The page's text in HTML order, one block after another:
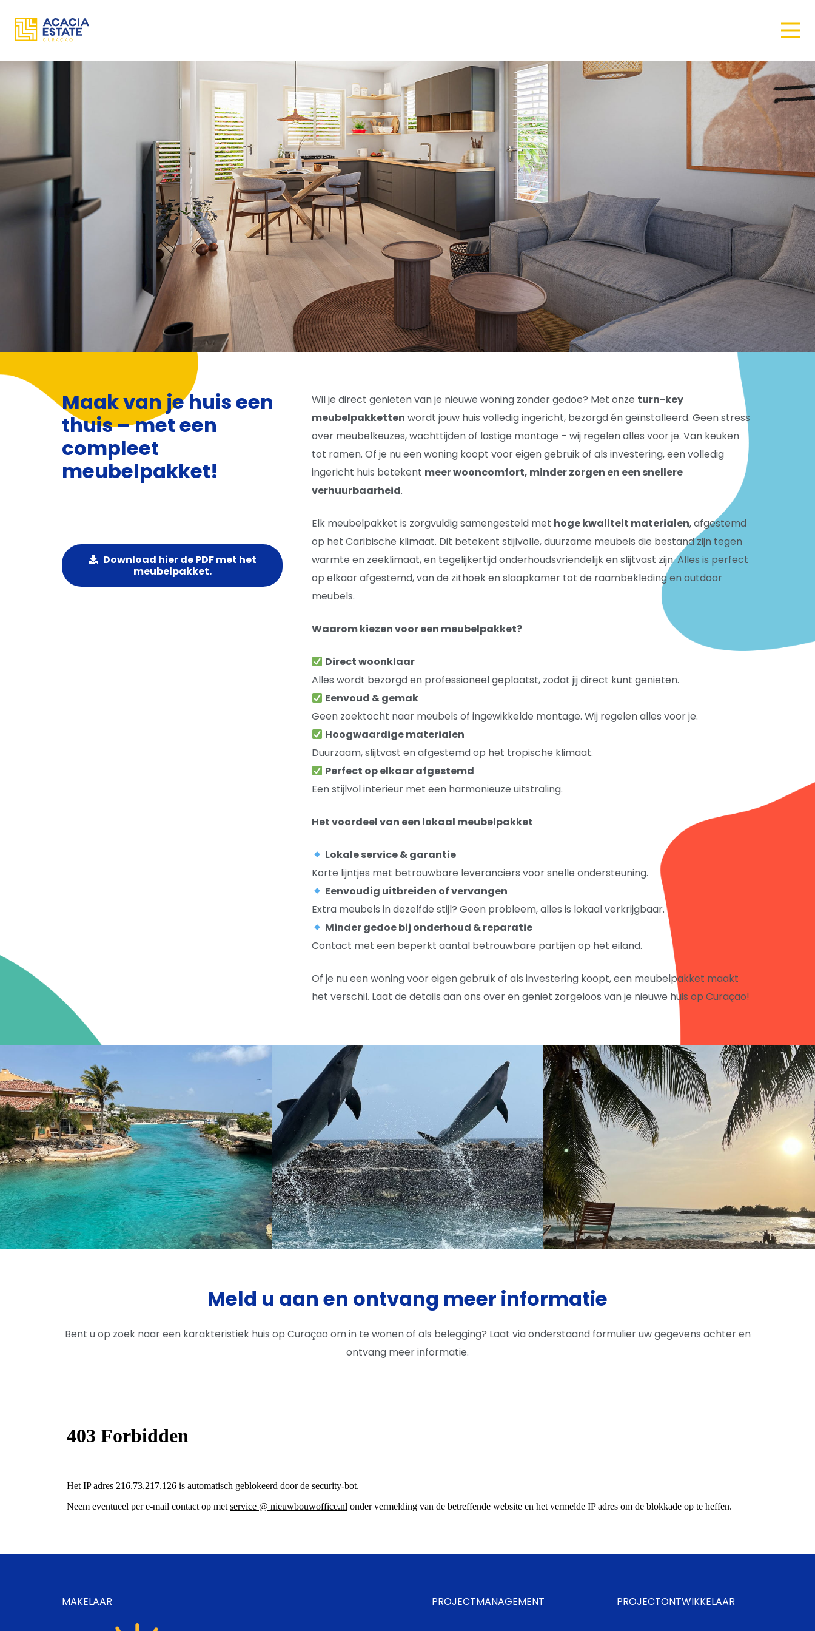
Maak van je huis een
thuis – met een
compleet
meubelpakket!
Download hier de PDF met het
meubelpakket.
Wil je direct genieten van je nieuwe woning zonder gedoe? Met onze turn-key
meubelpakketten wordt jouw huis volledig ingericht, bezorgd én geïnstalleerd. Geen stress
over meubelkeuzes, wachttijden of lastige montage – wij regelen alles voor je. Van keuken
tot ramen. Of je nu een woning koopt voor eigen gebruik of als investering, een volledig
ingericht huis betekent meer wooncomfort, minder zorgen en een snellere
verhuurbaarheid.
Elk meubelpakket is zorgvuldig samengesteld met hoge kwaliteit materialen, afgestemd
op het Caribische klimaat. Dit betekent stijlvolle, duurzame meubels die bestand zijn tegen
warmte en zeeklimaat, en tegelijkertijd onderhoudsvriendelijk en slijtvast zijn. Alles is perfect
op elkaar afgestemd, van de zithoek en slaapkamer tot de raambekleding en outdoor
meubels.
Waarom kiezen voor een meubelpakket?
Direct woonklaar
Alles wordt bezorgd en professioneel geplaatst, zodat jij direct kunt genieten.
Eenvoud & gemak
Geen zoektocht naar meubels of ingewikkelde montage. Wij regelen alles voor je.
Hoogwaardige materialen
Duurzaam, slijtvast en afgestemd op het tropische klimaat.
Perfect op elkaar afgestemd
Een stijlvol interieur met een harmonieuze uitstraling.
Het voordeel van een lokaal meubelpakket
Lokale service & garantie
Korte lijntjes met betrouwbare leveranciers voor snelle ondersteuning.
Eenvoudig uitbreiden of vervangen
Extra meubels in dezelfde stijl? Geen probleem, alles is lokaal verkrijgbaar.
Minder gedoe bij onderhoud & reparatie
Contact met een beperkt aantal betrouwbare partijen op het eiland.
Of je nu een woning voor eigen gebruik of als investering koopt, een meubelpakket maakt
het verschil. Laat de details aan ons over en geniet zorgeloos van je nieuwe huis op Curaçao!
Meld u aan en ontvang meer informatie
Bent u op zoek naar een karakteristiek huis op Curaçao om in te wonen of als belegging? Laat via onderstaand formulier uw gegevens achter en
ontvang meer informatie.
MAKELAAR PROJECTMANAGEMENT PROJECTONTWIKKELAAR